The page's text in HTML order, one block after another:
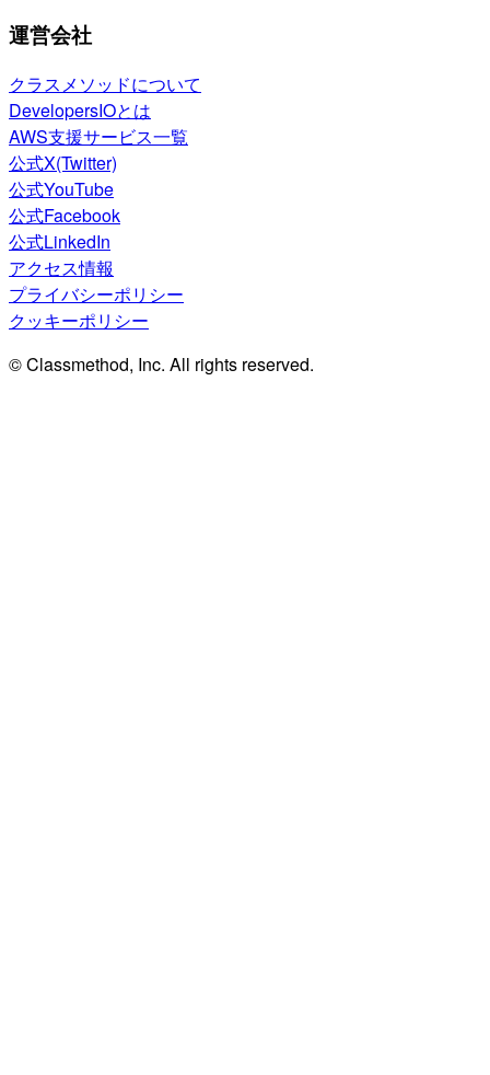
運営会社
クラスメソッドについて
DevelopersIOとは
AWS支援サービス一覧
公式X(Twitter)
公式YouTube
公式Facebook
公式LinkedIn
アクセス情報
プライバシーポリシー
クッキーポリシー
© Classmethod, Inc. All rights reserved.